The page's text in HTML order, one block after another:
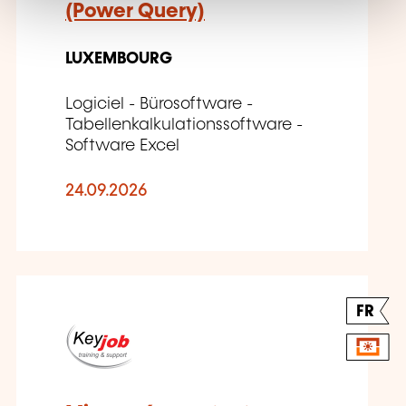
(Power Query)
LUXEMBOURG
Logiciel - Bürosoftware -
Tabellenkalkulationssoftware -
Software Excel
24.09.2026
FR